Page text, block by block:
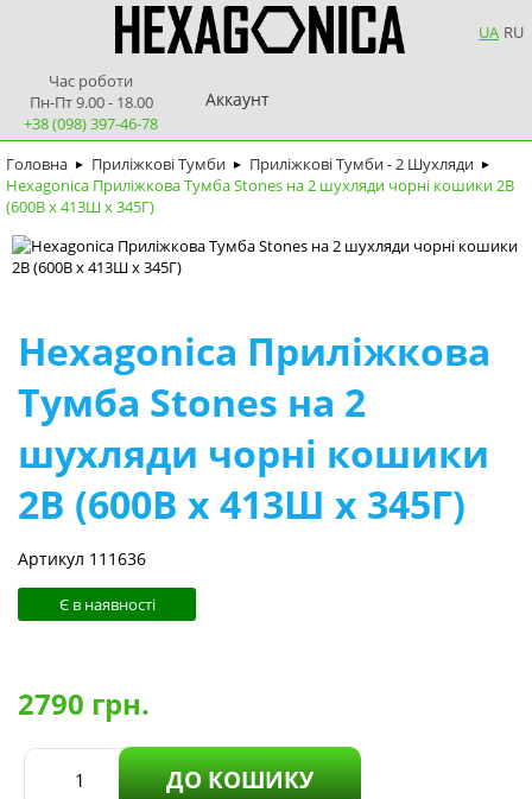
UA RU
Час роботи
Пн-Пт 9.00 - 18.00
+38 (098) 397-46-78
Аккаунт
Головна ► Приліжкові Тумби ► Приліжкові Тумби - 2 Шухляди ►
Hexagonica Приліжкова Тумба Stones на 2 шухляди чорні кошики 2В
(600В х 413Ш х 345Г)
Hexagonica Приліжкова
Тумба Stones на 2
шухляди чорні кошики
2В (600В х 413Ш х 345Г)
Артикул 111636
Є в наявності
2790 грн.
ДО КОШИКУ